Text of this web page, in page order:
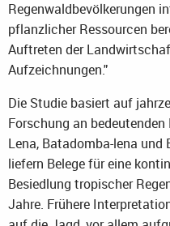
Regenwaldbevölkerungen
pflanzlicher Ressourcen
Auftreten der
Aufzeichnungen."
Die Studie basiert auf
Forschung an
Lena, Batadomba-lena und
liefern Belege für eine
Besiedlung tropischer
Jahre. Frühere